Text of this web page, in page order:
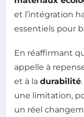
et l’intégration
essentiels pour
En réaffirmant
appelle à
et à la durabilité
une limitation,
un réel